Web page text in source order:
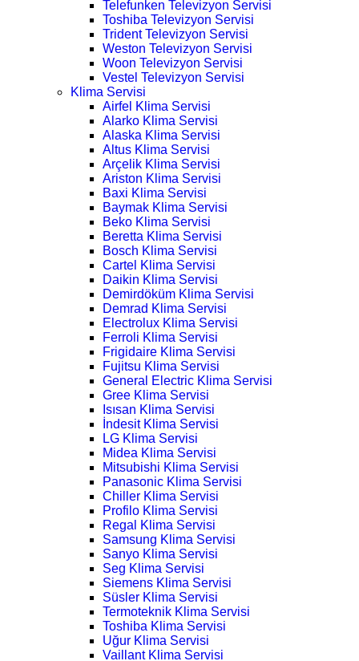
Telefunken Televizyon Servisi
Toshiba Televizyon Servisi
Trident Televizyon Servisi
Weston Televizyon Servisi
Woon Televizyon Servisi
Vestel Televizyon Servisi
Klima Servisi
Airfel Klima Servisi
Alarko Klima Servisi
Alaska Klima Servisi
Altus Klima Servisi
Arçelik Klima Servisi
Ariston Klima Servisi
Baxi Klima Servisi
Baymak Klima Servisi
Beko Klima Servisi
Beretta Klima Servisi
Bosch Klima Servisi
Cartel Klima Servisi
Daikin Klima Servisi
Demirdöküm Klima Servisi
Demrad Klima Servisi
Electrolux Klima Servisi
Ferroli Klima Servisi
Frigidaire Klima Servisi
Fujitsu Klima Servisi
General Electric Klima Servisi
Gree Klima Servisi
Isısan Klima Servisi
İndesit Klima Servisi
LG Klima Servisi
Midea Klima Servisi
Mitsubishi Klima Servisi
Panasonic Klima Servisi
Chiller Klima Servisi
Profilo Klima Servisi
Regal Klima Servisi
Samsung Klima Servisi
Sanyo Klima Servisi
Seg Klima Servisi
Siemens Klima Servisi
Süsler Klima Servisi
Termoteknik Klima Servisi
Toshiba Klima Servisi
Uğur Klima Servisi
Vaillant Klima Servisi